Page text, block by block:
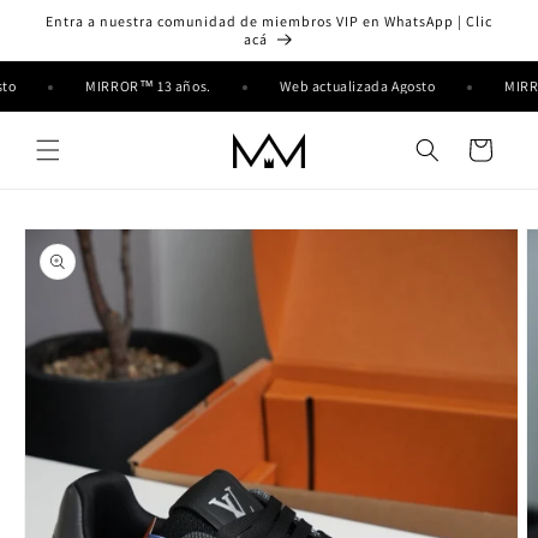
directamente
Entra a nuestra comunidad de miembros VIP en WhatsApp | Clic
acá
MIRROR™ 13 años. Web actualizada Agosto
Carrito
directamente
a la
información
del producto